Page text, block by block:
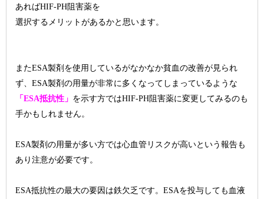
あればHIF-PH阻害薬を
選択するメリットがあるかと思います。
またESA製剤を使用しているがなかなか貧血の改善が見られ
ず、ESA製剤の用量が非常に多くなってしまっているような
「ESA抵抗性」 を示す方ではHIF-PH阻害薬に変更してみるのも
手かもしれません。
ESA製剤の用量が多い方では心血管リスクが高いという報告も
あり注意が必要です。
ESA抵抗性の最大の要因は鉄欠乏です。ESAを投与しても血液